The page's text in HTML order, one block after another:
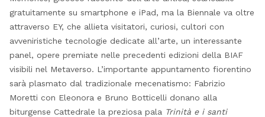
gratuitamente su smartphone e iPad, ma la Biennale va oltre
attraverso EY, che allieta visitatori, curiosi, cultori con
avveniristiche tecnologie dedicate all’arte, un interessante
panel, opere premiate nelle precedenti edizioni della BIAF
visibili nel Metaverso. L’importante appuntamento fiorentino
sarà plasmato dal tradizionale mecenatismo: Fabrizio
Moretti con Eleonora e Bruno Botticelli donano alla
biturgense Cattedrale la preziosa pala Trinità e i santi